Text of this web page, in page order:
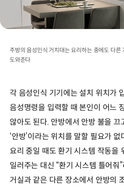
주방의 음성인식 거치대는 요리하는 중에도 다른
도와준다
각 음성인식 기기에는 설치 위치가
음성명령을 입력할 때 본인이 어느
않아도 된다. 안방에서 안방 불을 끄
‘안방’이라는 위치를 말할 필요가
요리 중일 때도 환기 시스템 작동을
일러주는 대신 “환기 시스템 틀어줘
거실과 같은 다른 장소에서 안방의